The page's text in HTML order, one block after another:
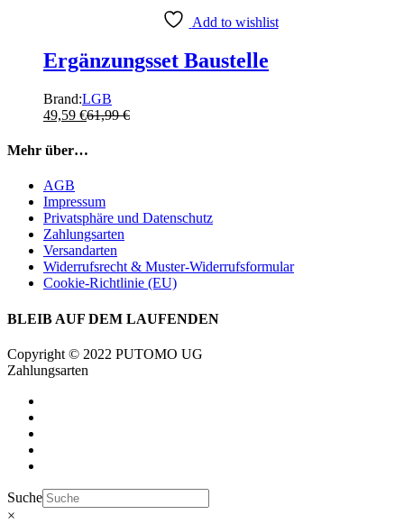
Add to wishlist
Ergänzungsset Baustelle
Brand:LGB
49,59 €61,99€
Mehr über…
AGB
Impressum
Privatsphäre und Datenschutz
Zahlungsarten
Versandarten
Widerrufsrecht & Muster-Widerrufsformular
Cookie-Richtlinie (EU)
BLEIB AUF DEM LAUFENDEN
Copyright © 2022 PUTOMO UG
Zahlungsarten
Suche
×